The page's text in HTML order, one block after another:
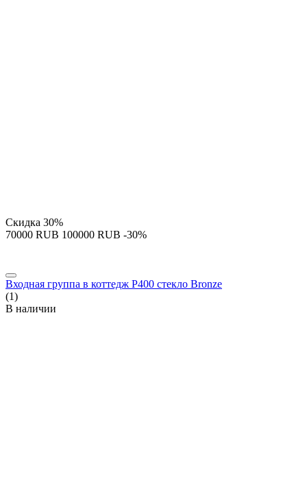
Скидка 30%
‍70000‍ RUB ‍100000‍ RUB -30%
Входная группа в коттедж P400 стекло Bronze
(1)
В наличии